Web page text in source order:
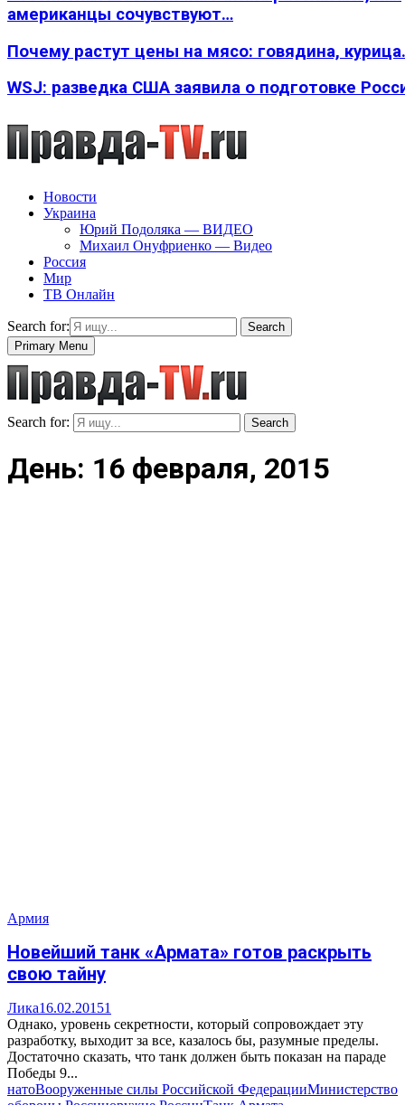
американцы сочувствуют…
Почему растут цены на мясо: говядина,
WSJ: разведка США заявила о подготовке
Новости
Украина
Юрий Подоляка — ВИДЕО
Михаил Онуфриенко — Видео
Россия
Мир
ТВ Онлайн
Search for:
Search
Primary Menu
Search for: Search
День: 16 февраля, 2015
Армия
Новейший танк «Армата» готов раскрыть
свою тайну
Лика16.02.20151
Однако, уровень секретности, который сопровождает эту
разработку, выходит за все, казалось бы, разумные пределы.
Достаточно сказать, что танк должен быть показан на параде
Победы 9...
натоВооруженные силы Российской ФедерацииМинистерство